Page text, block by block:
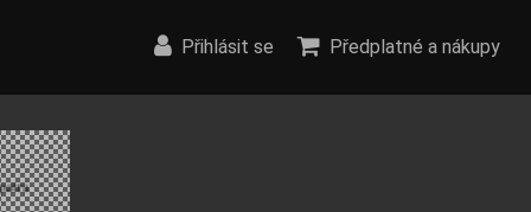
Přihlásit se Předplatné a nákupy